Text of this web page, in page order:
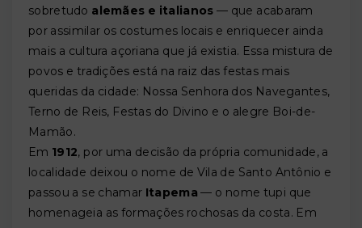
sobretudo alemães e italianos — que acabaram
por assimilar os costumes locais e enriquecer ainda
mais a cultura açoriana que já existia. Essa mistura de
povos e tradições está na raiz das festas mais
queridas da cidade: Nossa Senhora dos Navegantes,
Terno de Reis, Festas do Divino e o alegre Boi-de-
Mamão.
Em 1912, por uma decisão da própria comunidade, a
localidade deixou o nome de Vila de Santo Antônio e
passou a se chamar Itapema — o nome tupi que
homenageia as formações rochosas da costa. Em